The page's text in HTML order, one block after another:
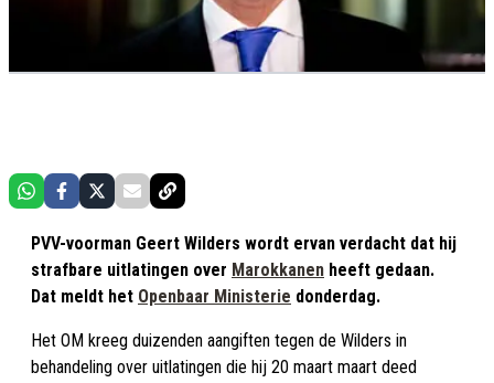
PVV-voorman Geert Wilders wordt ervan verdacht dat hij
strafbare uitlatingen over Marokkanen heeft gedaan.
Dat meldt het Openbaar Ministerie donderdag.
Het OM kreeg duizenden aangiften tegen de Wilders in
behandeling over uitlatingen die hij 20 maart maart deed